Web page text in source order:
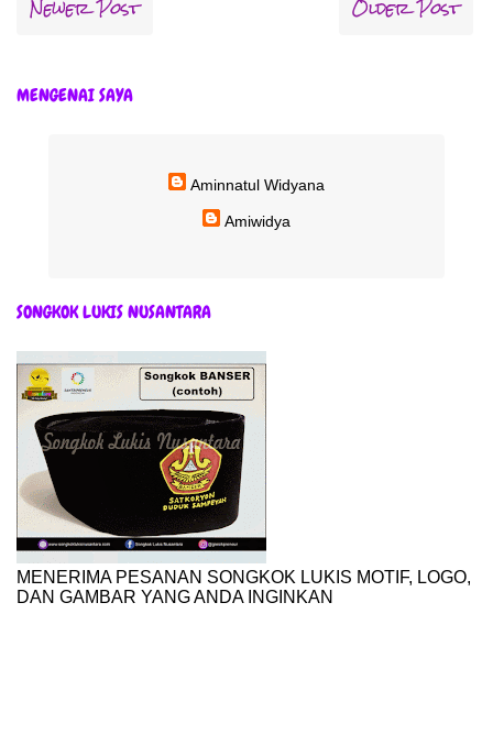
Newer Post Older Post
MENGENAI SAYA
Aminnatul Widyana
Amiwidya
SONGKOK LUKIS NUSANTARA
MENERIMA PESANAN SONGKOK LUKIS MOTIF, LOGO,
DAN GAMBAR YANG ANDA INGINKAN